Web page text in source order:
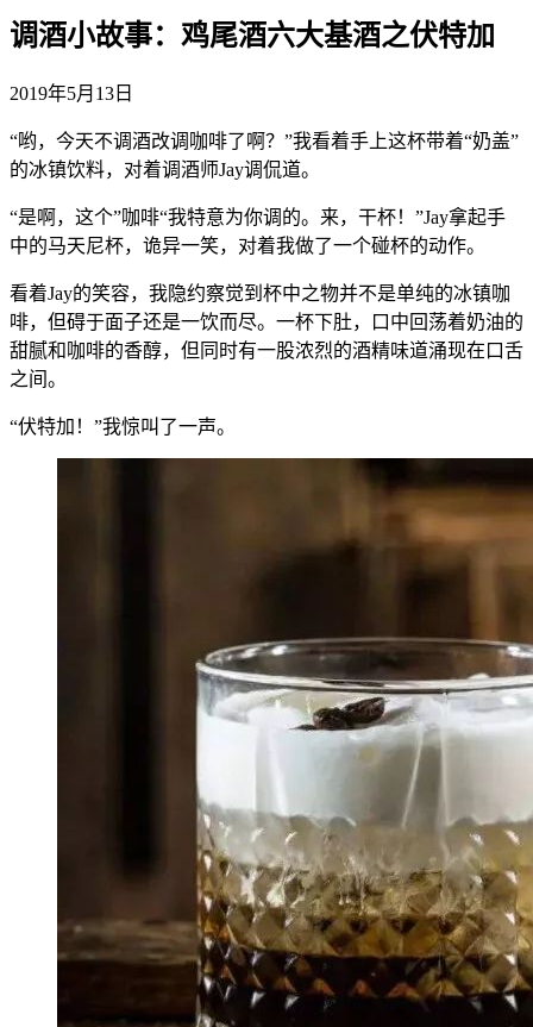
调酒小故事：鸡尾酒六大基酒之伏特加
2019年5月13日
“哟，今天不调酒改调咖啡了啊？”我看着手上这杯带着“奶盖”
的冰镇饮料，对着调酒师Jay调侃道。
“是啊，这个”咖啡“我特意为你调的。来，干杯！”Jay拿起手
中的马天尼杯，诡异一笑，对着我做了一个碰杯的动作。
看着Jay的笑容，我隐约察觉到杯中之物并不是单纯的冰镇咖
啡，但碍于面子还是一饮而尽。一杯下肚，口中回荡着奶油的
甜腻和咖啡的香醇，但同时有一股浓烈的酒精味道涌现在口舌
之间。
“伏特加！”我惊叫了一声。